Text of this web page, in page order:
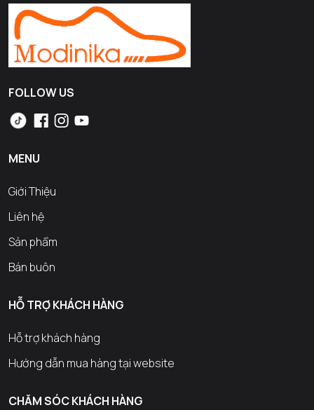
FOLLOW US
MENU
Giới Thiệu
Liên hệ
Sản phẩm
Bán buôn
HỖ TRỢ KHÁCH HÀNG
Hỗ trợ khách hàng
Hướng dẫn mua hàng tại website
CHĂM SÓC KHÁCH HÀNG